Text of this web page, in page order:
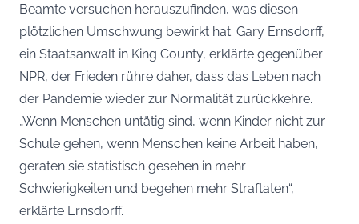
Beamte versuchen herauszufinden, was diesen
plötzlichen Umschwung bewirkt hat. Gary Ernsdorff,
ein Staatsanwalt in King County, erklärte gegenüber
NPR, der Frieden rühre daher, dass das Leben nach
der Pandemie wieder zur Normalität zurückkehre.
„Wenn Menschen untätig sind, wenn Kinder nicht zur
Schule gehen, wenn Menschen keine Arbeit haben,
geraten sie statistisch gesehen in mehr
Schwierigkeiten und begehen mehr Straftaten“,
erklärte Ernsdorff.